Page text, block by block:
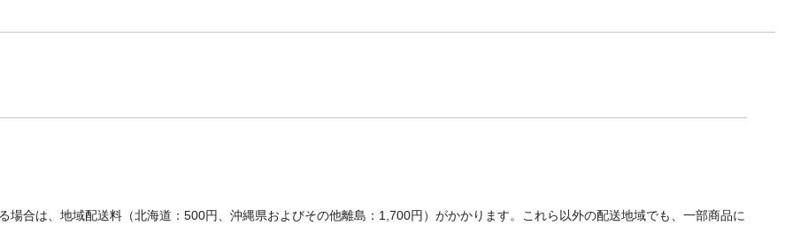
合は、地域配送料（北海道：500円、沖縄県およびその他離島：1,700円）がかかります。これら以外の配送地域でも、一部商品に